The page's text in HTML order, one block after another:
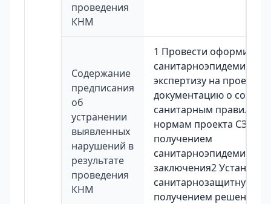
проведения
КНМ
Содержание
предписания
об
устранении
выявленных
нарушений в
результате
проведения
КНМ
1 Провести оформить
экспертизу на
документацию о
санитарным правилам и
нормам проекта СЗЗ с
получением
заключения2
санитарнозащитную
получением решения